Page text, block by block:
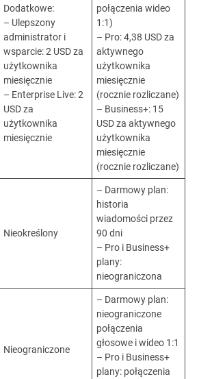
Dodatkowe:
– Ulepszony
administrator i
wsparcie: 2 USD za
użytkownika
miesięcznie
– Enterprise Live: 2
USD za
użytkownika
miesięcznie
połączenia wideo
1:1)
– Pro: 4,38 USD za
aktywnego
użytkownika
miesięcznie
(rocznie rozliczane)
– Business+: 15
USD za aktywnego
użytkownika
miesięcznie
(rocznie rozliczane)
Nieokreślony
– Darmowy plan:
historia
wiadomości przez
90 dni
– Pro i Business+
plany:
nieograniczona
Nieograniczone
– Darmowy plan:
nieograniczone
połączenia
głosowe i wideo 1:1
– Pro i Business+
plany: połączenia